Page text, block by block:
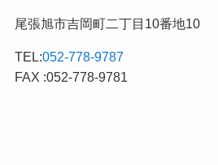
尾張旭市吉岡町二丁目10番地10
TEL:052-778-9787
FAX :052-778-9781